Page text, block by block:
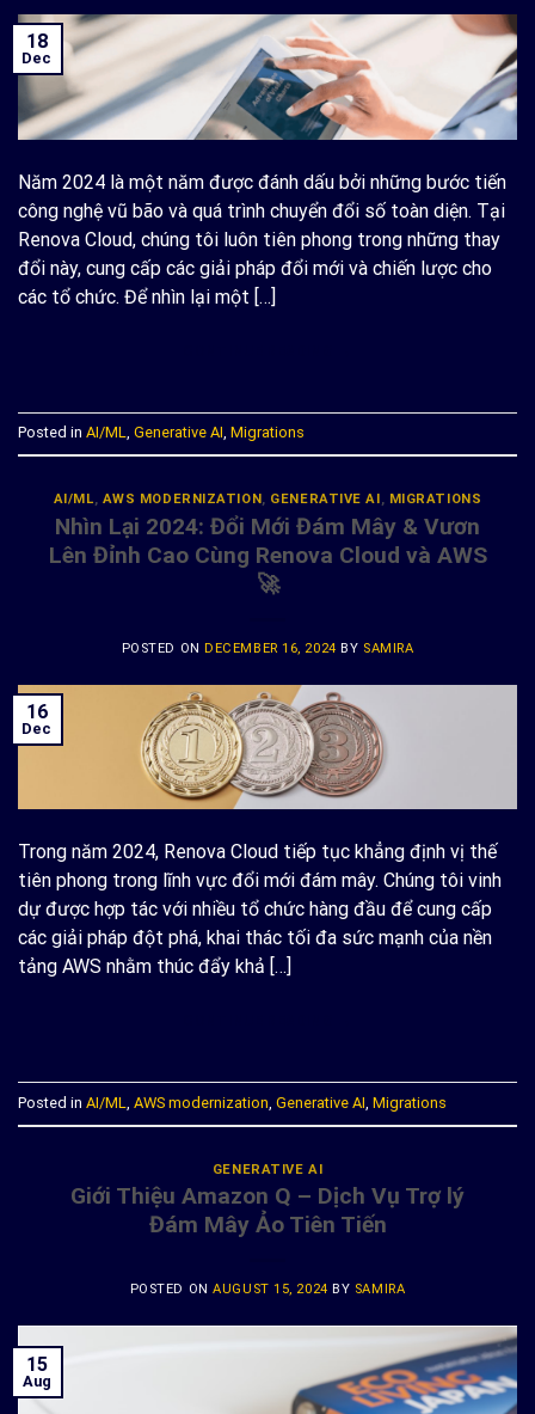
18
Dec
Năm 2024 là một năm được đánh dấu bởi những bước tiến
công nghệ vũ bão và quá trình chuyển đổi số toàn diện. Tại
Renova Cloud, chúng tôi luôn tiên phong trong những thay
đổi này, cung cấp các giải pháp đổi mới và chiến lược cho
các tổ chức. Để nhìn lại một […]
Posted in AI/ML, Generative AI, Migrations
AI/ML, AWS MODERNIZATION, GENERATIVE AI, MIGRATIONS
Nhìn Lại 2024: Đổi Mới Đám Mây & Vươn
Lên Đỉnh Cao Cùng Renova Cloud và AWS
🚀
POSTED ONDECEMBER 16, 2024 BY SAMIRA
16
Dec
Trong năm 2024, Renova Cloud tiếp tục khẳng định vị thế
tiên phong trong lĩnh vực đổi mới đám mây. Chúng tôi vinh
dự được hợp tác với nhiều tổ chức hàng đầu để cung cấp
các giải pháp đột phá, khai thác tối đa sức mạnh của nền
tảng AWS nhằm thúc đẩy khả […]
Posted in AI/ML AWS modernization Generative AI Migrations
GENERATIVE AI
Giới Thiệu Amazon Q – Dịch Vụ Trợ lý
Đám Mây Ảo Tiên Tiến
POSTED ONAUGUST 15, 2024 BY SAMIRA
15
Aug